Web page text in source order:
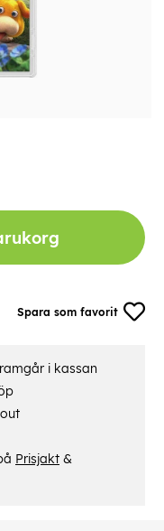
Spara som favorit
i kassan
Prisjakt &